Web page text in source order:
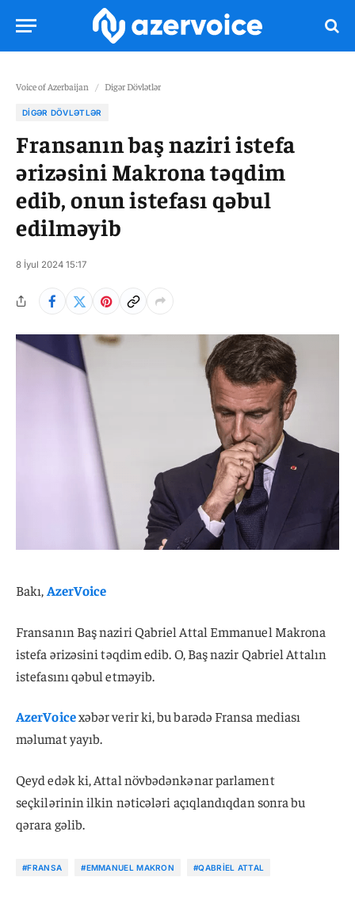
Voice of Azerbaijan / Digər Dövlətlər
DIGƏR DÖVLƏTLƏR
Fransanın baş naziri istefa
ərizəsini Makrona təqdim
edib, onun istefası qəbul
edilməyib
8 İyul 2024 15:17
Bakı,AzerVoice
Fransanın Baş naziri Qabriel Attal Emmanuel Makrona
istefa ərizəsini təqdim edib. O, Baş nazir Qabriel Attalın
istefasını qəbul etməyib.
AzerVoicexəbər verir ki, bu barədə Fransa mediası
məlumat yayıb.
Qeyd edək ki, Attal növbədənkənar parlament
seçkilərinin ilkin nəticələri açıqlandıqdan sonra bu
qərara gəlib.
#FRANSA #EMMANUEL MAKRON #QABRIEL ATTAL